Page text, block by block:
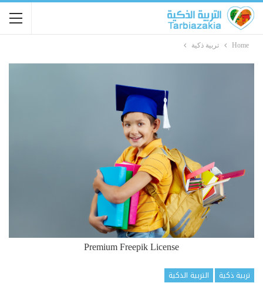
Home تربية ذكية
Premium Freepik License
تربية ذكية
التربية الذكية